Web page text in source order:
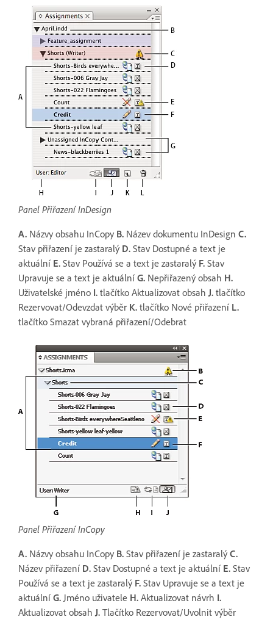
Panel Přiřazení InDesign
A. Názvy obsahu InCopy B. Název dokumentu InDesign C.
Stav přiřazení je zastaralý D. Stav Dostupné a text je
aktuální E. Stav Používá se a text je zastaralý F. Stav
Upravuje se a text je aktuální G. Nepřiřazený obsah H.
Uživatelské jméno I. tlačítko Aktualizovat obsah J. tlačítko
Rezervovat/Odevzdat výběr K. tlačítko Nové přiřazení L.
tlačítko Smazat vybraná přiřazení/Odebrat
Panel Přiřazení InCopy
A. Názvy obsahu InCopy B. Stav přiřazení je zastaralý C.
Název přiřazení D. Stav Dostupné a text je aktuální E. Stav
Používá se a text je zastaralý F. Stav Upravuje se a text je
aktuální G. Jméno uživatele H. Aktualizovat návrh I.
Aktualizovat obsah J. Tlačítko Rezervovat/Uvolnit výběr